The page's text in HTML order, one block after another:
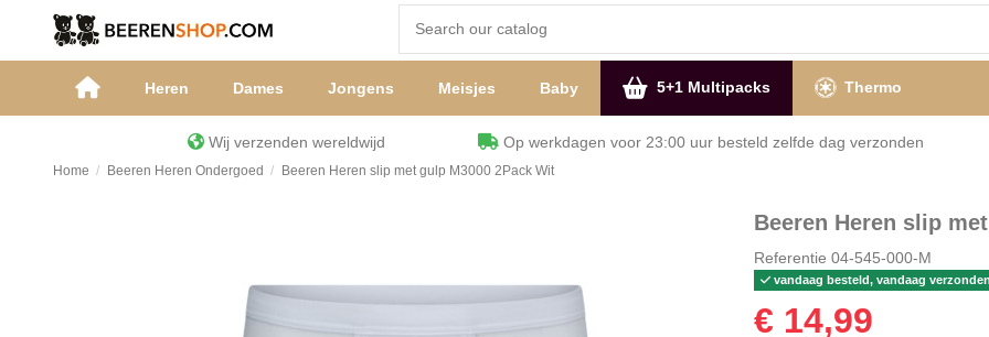
Heren Dames Jongens Meisjes Baby 5+1 Multipacks Thermo
Wij verzenden wereldwijd Op werkdagen voor 23:00 uur besteld zelfde dag
Home Beeren Heren Ondergoed Beeren Heren slip met gulp M3000 2Pack Wit
Beeren Heren slip
Referentie 04-545-000-M
vandaag besteld, vandaag verzonden
€ 14,99